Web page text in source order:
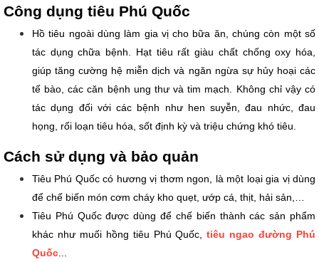
Công dụng tiêu Phú Quốc
Hồ tiêu ngoài dùng làm gia vị cho bữa ăn, chúng còn một số
tác dụng chữa bệnh. Hạt tiêu rất giàu chất chống oxy hóa,
giúp tăng cường hệ miễn dịch và ngăn ngừa sự hủy hoại các
tế bào, các căn bệnh ung thư và tim mạch. Không chỉ vậy có
tác dụng đối với các bệnh như hen suyễn, đau nhức, đau
họng, rối loạn tiêu hóa, sốt định kỳ và triệu chứng khó tiêu.
Cách sử dụng và bảo quản
Tiêu Phú Quốc có hương vị thơm ngon, là một loại gia vị dùng
để chế biến món cơm cháy kho quẹt, ướp cá, thịt, hải sản,…
Tiêu Phú Quốc được dùng để chế biến thành các sản phẩm
khác như muối hồng tiêu Phú Quốc, tiêu ngao đường Phú
Quốc